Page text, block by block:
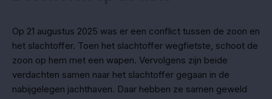
Op 21 augustus 2025 was er een conflict tussen de zoon en
het slachtoffer. Toen het slachtoffer wegfietste, schoot de
zoon op hem met een wapen. Vervolgens zijn beide
verdachten samen naar het slachtoffer gegaan in de
nabijgelegen jachthaven. Daar hebben ze samen geweld